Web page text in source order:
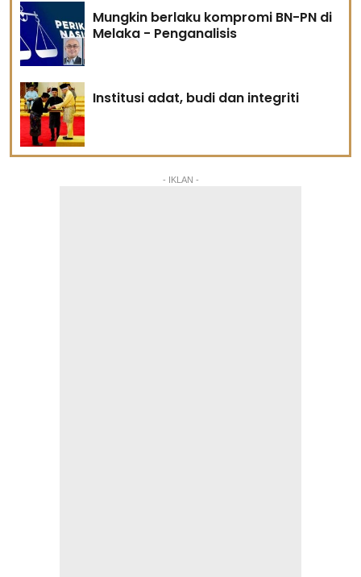
Mungkin berlaku kompromi BN-PN di
Melaka - Penganalisis
Institusi adat, budi dan integriti
- IKLAN -